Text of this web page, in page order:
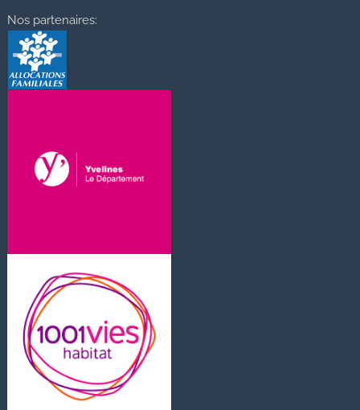
Nos partenaires: